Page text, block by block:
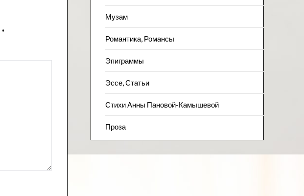
*
Музам
Романтика, Романсы
Эпиграммы
Эссе, Статьи
Стихи Анны Пановой-Камышевой
Проза